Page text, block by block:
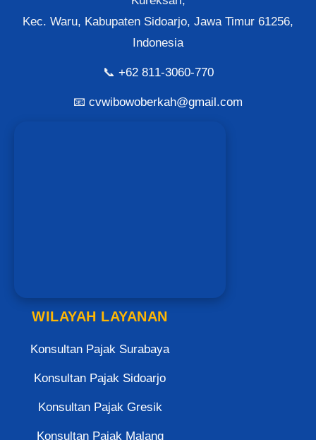
Kec. Waru, Kabupaten Sidoarjo, Jawa Timur 61256,
Indonesia
📞 +62 811-3060-770
📧 cvwibowoberkah@gmail.com
WILAYAH LAYANAN
Konsultan Pajak Surabaya
Konsultan Pajak Sidoarjo
Konsultan Pajak Gresik
Konsultan Pajak Malang